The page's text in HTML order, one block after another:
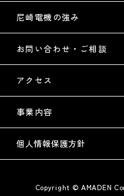
尼崎電機の強み
お問い合わせ・ご相談
アクセス
事業内容
個人情報保護方針
Copyright © AMADEN